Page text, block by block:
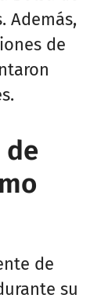
Además,
de
de
su